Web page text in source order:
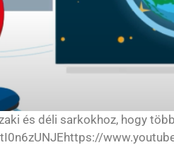
és déli sarkokhoz, hogy